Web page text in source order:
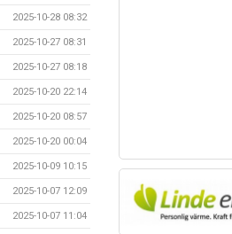
2025-10-28 08:32
2025-10-27 08:31
2025-10-27 08:18
2025-10-20 22:14
2025-10-20 08:57
2025-10-20 00:04
2025-10-09 10:15
2025-10-07 12:09
2025-10-07 11:04